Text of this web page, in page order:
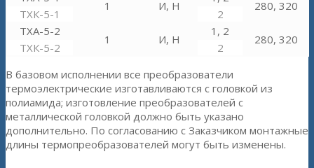
1 И, Н 280, 320
ТХК-5-1
2
ТХА-5-2
1 И, Н
1, 2
280, 320
ТХК-5-2
2
В базовом исполнении все преобразователи
термоэлектрические изготавливаются с головкой из
полиамида; изготовление преобразователей с
металлической головкой должно быть указано
дополнительно. По согласованию с Заказчиком монтажные
длины термопреобразователей могут быть изменены.